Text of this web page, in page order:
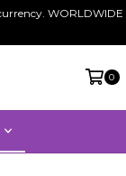
WORLDWIDE
0